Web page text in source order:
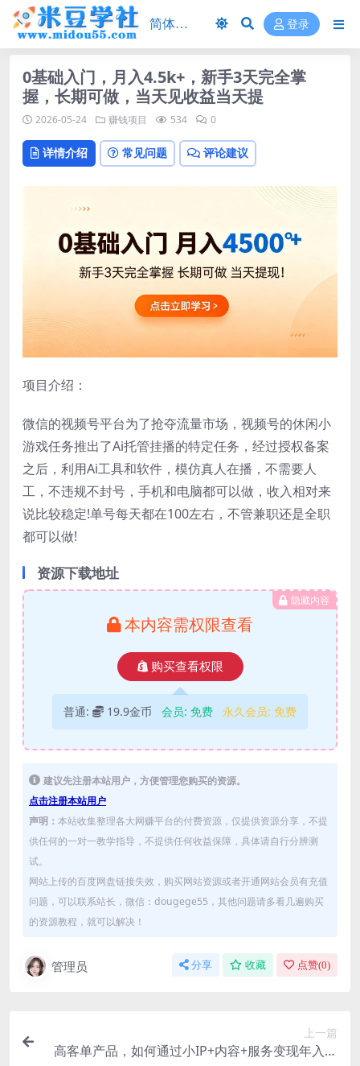
登录
0基础入门，月入4.5k+，新手3天完全掌
握，长期可做，当天见收益当天提
2026-05-24 赚钱项目 534 0
详情介绍 常见问题 评论建议
项目介绍：
微信的视频号平台为了抢夺流量市场，视频号的休闲小
游戏任务推出了Ai托管挂播的特定任务，经过授权备案
之后，利用Ai工具和软件，模仿真人在播，不需要人
工，不违规不封号，手机和电脑都可以做，收入相对来
说比较稳定!单号每天都在100左右，不管兼职还是全职
都可以做!
资源下载地址
隐藏内容
本内容需权限查看
购买查看权限
普通: 19.9金币 会员: 免费 永久会员: 免费
建议先注册本站用户，方便管理您购买的资源。
点击注册本站用户
声明： 本站收集整理各大网赚平台的付费资源，仅提供资源分享，不提
供任何的一对一教学指导，不提供任何收益保障，具体请自行分辨测
试。
网站上传的百度网盘链接失效，购买网站资源或者开通网站会员有充值
问题，可以联系站长，微信：dougege55，其他问题请多看几遍购买
的资源教程，就可以解决！
管理员 分享 收藏 点赞(0)
上一篇
高客单产品，如何通过小IP+内容+服务变现年入六